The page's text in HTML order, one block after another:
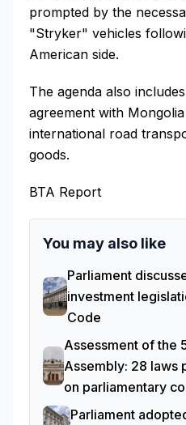
prompted by the
"Stryker" vehicles
American side.
The agenda also
agreement with
international road
goods.
BTA Report
You may also like
Parliament
investment
Code
Assessment of the
Assembly: 28 laws
on parliamentary
Parliament